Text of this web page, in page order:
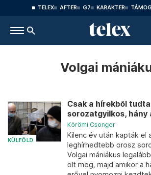
TELEX AFTER G7 KARAKTER
Volgai
KÜLFÖLD
Csak a hírekből
sorozatgyilkos, hány
Körömi Csongor
Kilenc év után kapták el
leghírhedtebb orosz
Volgai mániákus
ölt meg, majd amikor a